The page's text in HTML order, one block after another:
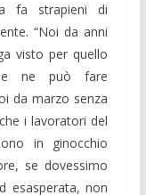
fa strapieni di
“Noi da anni
visto per quello
ne può fare
da marzo senza
i lavoratori del
in ginocchio
se dovessimo
esasperata, non